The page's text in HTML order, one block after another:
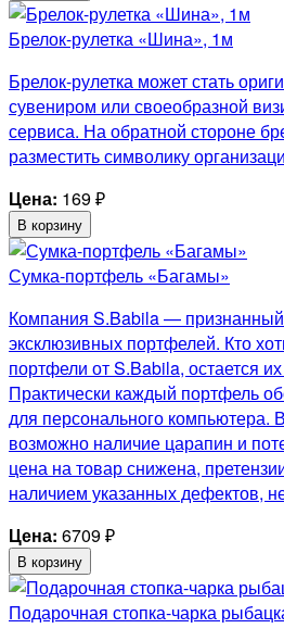
Брелок-рулетка «Шина», 1м
Брелок-рулетка может стать
сувениром или своеобразной
сервиса. На обратной стороне
разместить символику
Цена: 169₽
В корзину
Сумка-портфель «Багамы»
Компания S.Babila —
эксклюзивных портфелей. Кто
портфели от S.Babila, остается
Практически каждый портфель
для персонального компьютера.
возможно наличие царапин и
цена на товар снижена,
наличием указанных дефектов,
Цена: 6709₽
В корзину
Подарочная стопка-чарка